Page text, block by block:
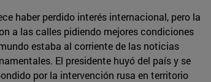
haber perdido interés internacional, pero la
a las calles pidiendo mejores condiciones
estaba al corriente de las noticias
El presidente huyó del país y se
por la intervención rusa en territorio